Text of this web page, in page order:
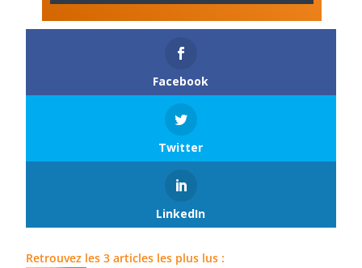
Facebook
Twitter
LinkedIn
Retrouvez les 3 articles les plus lus :